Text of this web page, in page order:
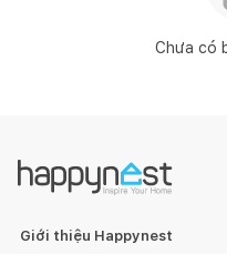
Chưa có
Giới thiệu Happynest